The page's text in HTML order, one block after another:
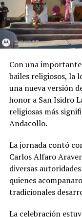
Con una
bailes religiosos, la
una nueva versión
honor a San Isidro
religiosas más
Andacollo.
La jornada contó
Carlos Alfaro
diversas
quienes
tradicionales
La celebración